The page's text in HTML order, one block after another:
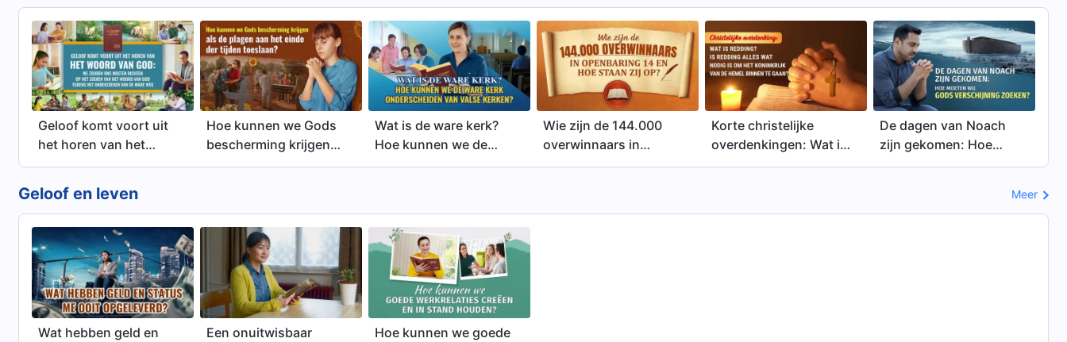
Geloof komt voort uit
het horen van het
woord van God: we
zouden ons moeten
richten op het zoeken
tijdens het
onderzoeken van de
ware weg
Hoe kunnen we Gods
bescherming krijgen
als de plagen aan het
Wat is de ware kerk?
Hoe kunnen we de
ware kerk
Wie zijn de 144.000
overwinnaars in
Openbaring 14 en hoe
Korte christelijke
overdenkingen: Wat is
redding? Is redding
De dagen van Noach
zijn gekomen: Hoe
moeten wij Gods
Geloof en leven Meer
Wat hebben geld en
Een onuitwisbaar
Hoe kunnen we goede